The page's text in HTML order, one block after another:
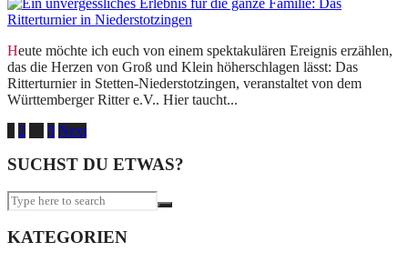
Heute möchte ich euch von einem spektakulären Ereignis erzählen,
das die Herzen von Groß und Klein höherschlagen lässt: Das
Ritterturnier in Stetten-Niederstotzingen, veranstaltet von dem
Württemberger Ritter e.V.. Hier taucht...
Seitennummerierung
der
2 9 Next
SUCHST DU ETWAS?
KATEGORIEN